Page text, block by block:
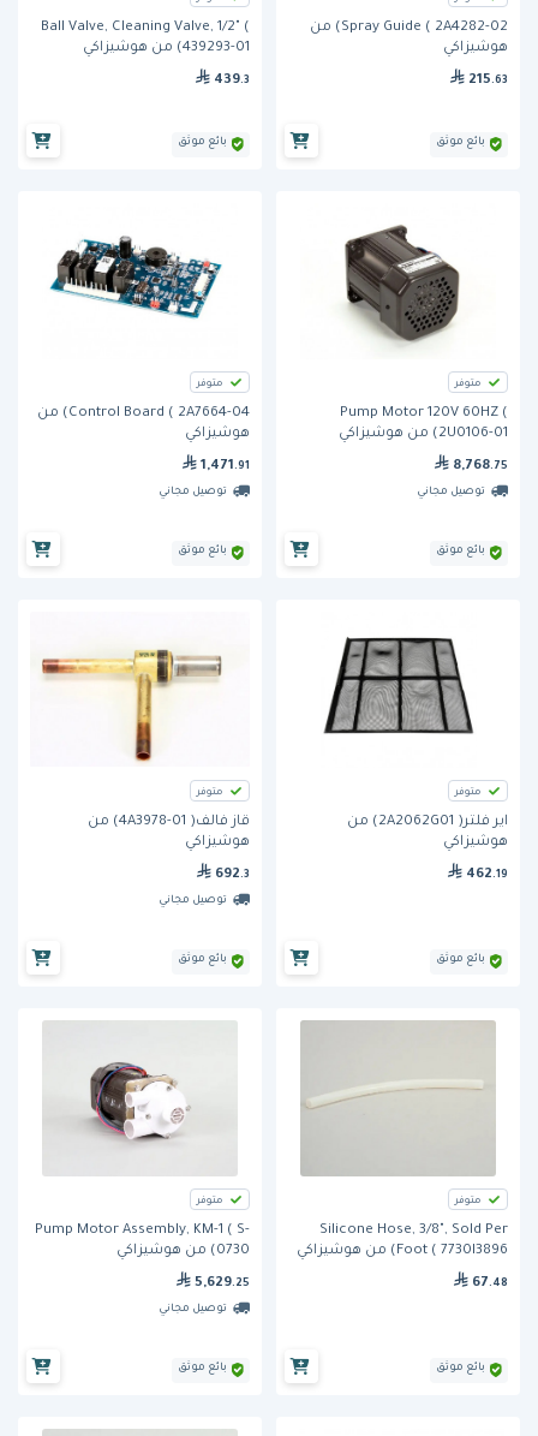
Spray Guide ( 2A4282-02) من
هوشيزاكي
215 .63
بائع موثق
Ball Valve, Cleaning Valve, 1/2" (
439293-01) من هوشيزاكي
439.3
بائع موثق
متوفر
Pump Motor 120V 60HZ (
2U0106-01) من هوشيزاكي
8,768.75
توصيل مجاني
بائع موثق
متوفر
Control Board ( 2A7664-04) من
هوشيزاكي
1,471 .91
توصيل مجاني
بائع موثق
متوفر
اير فلتر( 2A2062G01) من
هوشيزاكي
462 .19
بائع موثق
متوفر
قاز فالف( 4A3978-01) من
هوشيزاكي
692 .3
توصيل مجاني
بائع موثق
متوفر
Silicone Hose, 3/8", Sold Per
Foot ( 7730I3896) من هوشيزاكي
67 .48
بائع موثق
متوفر
Pump Motor Assembly, KM-1 ( S-
0730) من هوشيزاكي
5,629.25
توصيل مجاني
بائع موثق